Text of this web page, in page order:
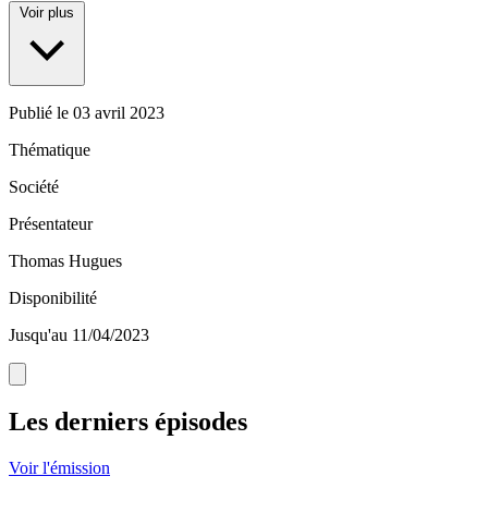
Voir plus
Publié le 03 avril 2023
Thématique
Société
Présentateur
Thomas Hugues
Disponibilité
Jusqu'au 11/04/2023
Les derniers épisodes
Voir l'émission